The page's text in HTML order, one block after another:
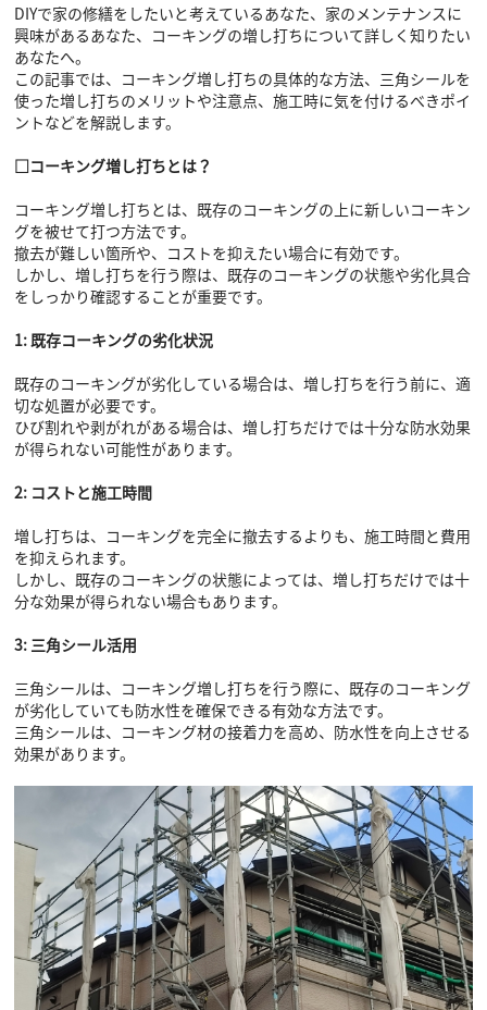
DIYで家の修繕をしたいと考えているあなた、家のメンテナンスに
興味があるあなた、コーキングの増し打ちについて詳しく知りたい
あなたへ。
この記事では、コーキング増し打ちの具体的な方法、三角シールを
使った増し打ちのメリットや注意点、施工時に気を付けるべきポイ
ントなどを解説します。
□コーキング増し打ちとは？
コーキング増し打ちとは、既存のコーキングの上に新しいコーキン
グを被せて打つ方法です。
撤去が難しい箇所や、コストを抑えたい場合に有効です。
しかし、増し打ちを行う際は、既存のコーキングの状態や劣化具合
をしっかり確認することが重要です。
1: 既存コーキングの劣化状況
既存のコーキングが劣化している場合は、増し打ちを行う前に、適
切な処置が必要です。
ひび割れや剥がれがある場合は、増し打ちだけでは十分な防水効果
が得られない可能性があります。
2: コストと施工時間
増し打ちは、コーキングを完全に撤去するよりも、施工時間と費用
を抑えられます。
しかし、既存のコーキングの状態によっては、増し打ちだけでは十
分な効果が得られない場合もあります。
3: 三角シール活用
三角シールは、コーキング増し打ちを行う際に、既存のコーキング
が劣化していても防水性を確保できる有効な方法です。
三角シールは、コーキング材の接着力を高め、防水性を向上させる
効果があります。